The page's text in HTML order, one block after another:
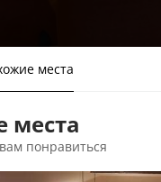
места
места
понравиться